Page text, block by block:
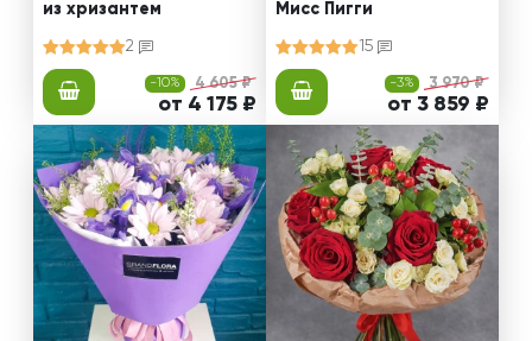
из хризантем
2
-10% 4 605 ₽
от 4 175 ₽
Мисс Пигги
15
-3% 3 970 ₽
от 3 859 ₽